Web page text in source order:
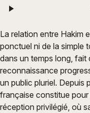
La relation entre Hakim
ponctuel ni de la simple
dans un temps long, fait
reconnaissance
un public pluriel. Depuis
française constitue
réception privilégié, où